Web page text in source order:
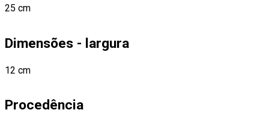
25 cm
Dimensões - largura
12 cm
Procedência